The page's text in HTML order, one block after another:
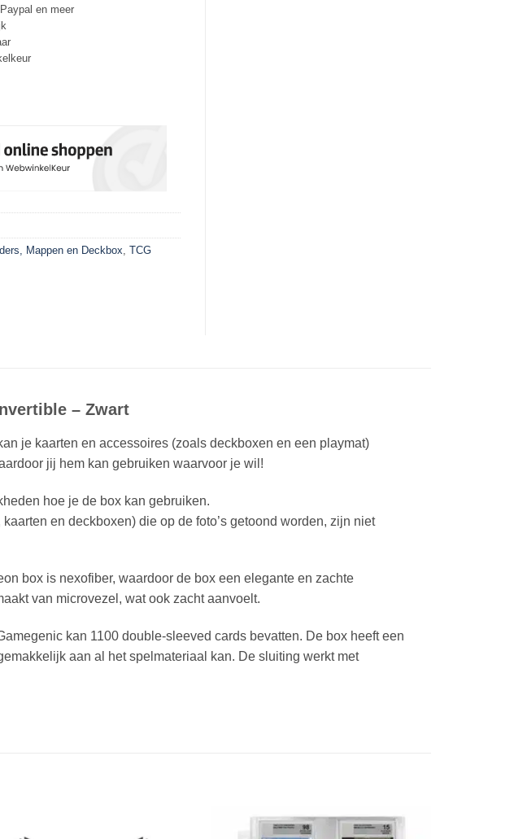
en meer
Mappen en Deckbox TCG
– Zwart
je kaarten en accessoires (zoals deckboxen en een playmat)
jij hem kan gebruiken waarvoor je wil!
hoe je de box kan gebruiken.
en deckboxen) die op de foto’s getoond worden, zijn niet
box is nexofiber, waardoor de box een elegante en zachte
van microvezel, wat ook zacht aanvoelt.
kan 1100 double-sleeved cards bevatten. De box heeft een
aan al het spelmateriaal kan. De sluiting werkt met